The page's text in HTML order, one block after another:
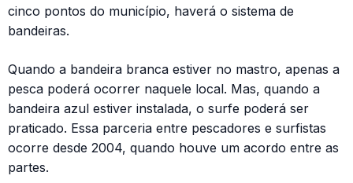
cinco pontos do município, haverá o sistema de
bandeiras.
Quando a bandeira branca estiver no mastro, apenas a
pesca poderá ocorrer naquele local. Mas, quando a
bandeira azul estiver instalada, o surfe poderá ser
praticado. Essa parceria entre pescadores e surfistas
ocorre desde 2004, quando houve um acordo entre as
partes.